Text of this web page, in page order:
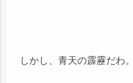
しかし、青天の霹靂だわ。